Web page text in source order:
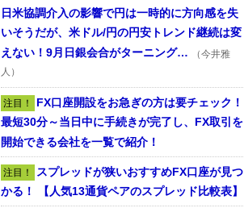
日米協調介入の影響で円は一時的に方向感を失
いそうだが、米ドル/円の円安トレンド継続は変
えない！9月日銀会合がターニング…
（今井雅
人）
注目！ FX口座開設をお急ぎの方は要チェック！
最短30分～当日中に手続きが完了し、FX取引を
開始できる会社を一覧で紹介！
注目！ スプレッドが狭いおすすめFX口座が見つ
かる！ 【人気13通貨ペアのスプレッド比較表】